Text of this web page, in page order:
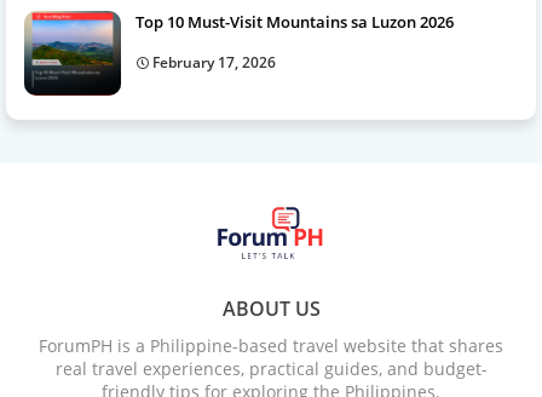
Top 10 Must-Visit Mountains sa Luzon 2026
February 17, 2026
ABOUT US
ForumPH is a Philippine-based travel website that shares
real travel experiences, practical guides, and budget-
friendly tips for exploring the Philippines.